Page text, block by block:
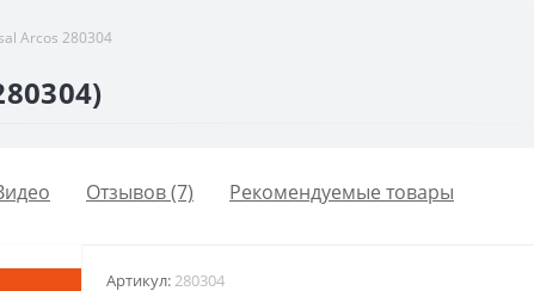
Arcos 280304
Отзывов (7) Рекомендуемые товары
Артикул:280304